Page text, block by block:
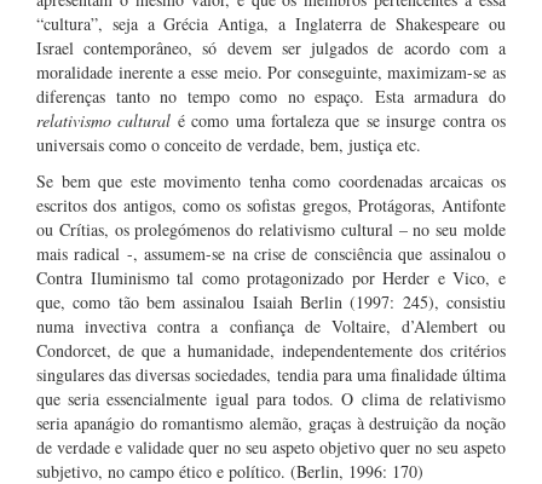
“cultura”, seja a Grécia Antiga, a Inglaterra de Shakespeare ou
Israel contemporâneo, só devem ser julgados de acordo com a
moralidade inerente a esse meio. Por conseguinte, maximizam-se as
diferenças tanto no tempo como no espaço. Esta armadura do
relativismo cultural é como uma fortaleza que se insurge contra os
universais como o conceito de verdade, bem, justiça etc.
Se bem que este movimento tenha como coordenadas arcaicas os
escritos dos antigos, como os sofistas gregos, Protágoras, Antifonte
ou Crítias, os prolegómenos do relativismo cultural – no seu molde
mais radical -, assumem-se na crise de consciência que assinalou o
Contra Iluminismo tal como protagonizado por Herder e Vico, e
que, como tão bem assinalou Isaiah Berlin (1997: 245), consistiu
numa invectiva contra a confiança de Voltaire, d’Alembert ou
Condorcet, de que a humanidade, independentemente dos critérios
singulares das diversas sociedades, tendia para uma finalidade última
que seria essencialmente igual para todos. O clima de relativismo
seria apanágio do romantismo alemão, graças à destruição da noção
de verdade e validade quer no seu aspeto objetivo quer no seu aspeto
subjetivo, no campo ético e político. (Berlin, 1996: 170)